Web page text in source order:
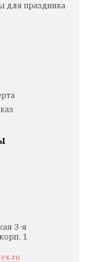
для праздника
3-я
1